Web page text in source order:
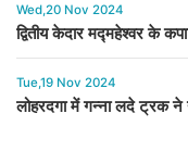
Wed,20 Nov 2024
द्वितीय केदार मद्महेश्वर के
Tue,19 Nov 2024
लोहरदगा में गन्ना लदे ट्रक ने